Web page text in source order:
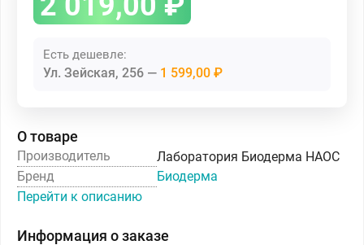
Есть дешевле:
Ул. Зейская, 256 1 599,00 ₽
О товаре
Производитель
Лаборатория Биодерма НАОС
Бренд
Биодерма
Перейти к описанию
Информация о заказе